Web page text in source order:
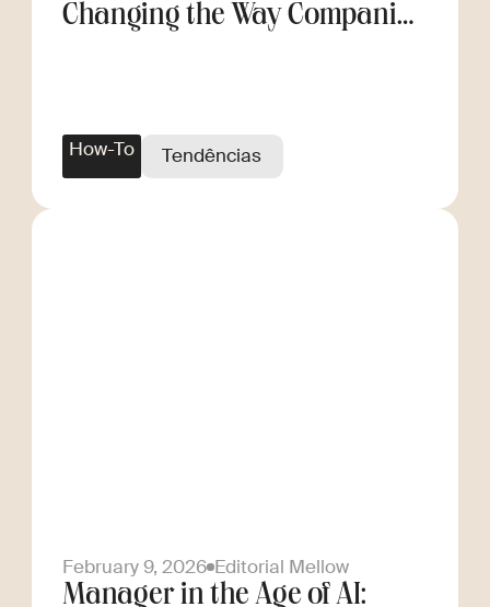
Changing the Way Companies
How-To Tendências
February 9, 2026 Editorial Mellow
Manager in the Age of AI: